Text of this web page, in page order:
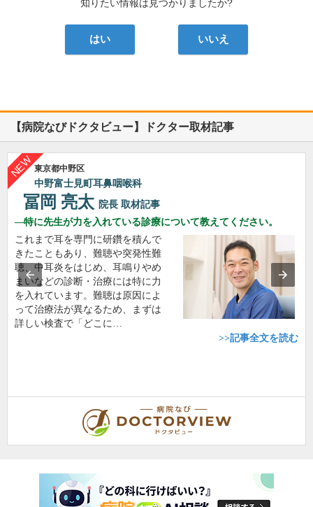
知りたい情報は見つかりましたか?
はい いいえ
【病院なびドクタビュー】ドクター取材記事
東京都中野区
中野富士見町耳鼻咽喉科
冨岡 亮太 院長 取材記事
特に先生が力を入れている診療について教えてください。
これまで耳を専門に研鑽を積んで
きたこともあり、難聴や突発性難
聴、中耳炎をはじめ、耳鳴りやめ
まいなどの診断・治療には特に力
を入れています。難聴は原因によ
って治療法が異なるため、まずは
詳しい検査で「どこに…
>>記事全文を読む